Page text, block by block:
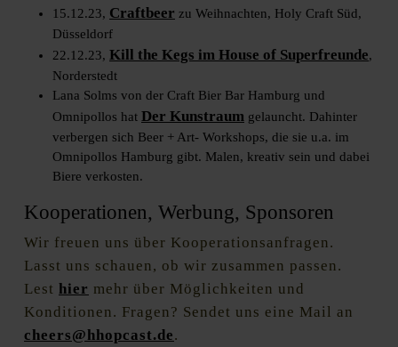
15.12.23, Craftbeer zu Weihnachten, Holy Craft Süd,
Düsseldorf
22.12.23, Kill the Kegs im House of Superfreunde,
Norderstedt
Lana Solms von der Craft Bier Bar Hamburg und
Omnipollos hat Der Kunstraum gelauncht. Dahinter
verbergen sich Beer + Art- Workshops, die sie u.a. im
Omnipollos Hamburg gibt. Malen, kreativ sein und dabei
Biere verkosten.
Kooperationen, Werbung, Sponsoren
Wir freuen uns über Kooperationsanfragen.
Lasst uns schauen, ob wir zusammen passen.
Lest hier mehr über Möglichkeiten und
Konditionen. Fragen? Sendet uns eine Mail an
cheers@hhopcast.de.